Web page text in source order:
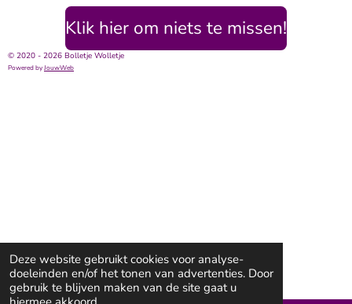
Deze website gebruikt cookies voor analyse-
doeleinden en/of het tonen van advertenties. Door
gebruik te blijven maken van de site gaat u
Klik hier om niets te missen!
© 2020 - 2026 Bolletje Wolletje
Powered byJouwWeb